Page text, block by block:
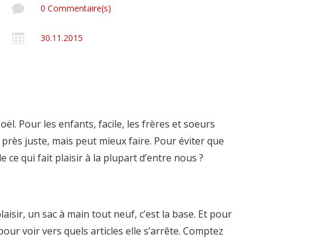
 0 Commentaire(s)
 30.11.2015
Pour les enfants, facile, les frères et soeurs
juste, mais peut mieux faire. Pour éviter que
ce qui fait plaisir à la plupart d’entre nous ?
un sac à main tout neuf, c’est la base. Et pour
voir vers quels articles elle s’arrête. Comptez